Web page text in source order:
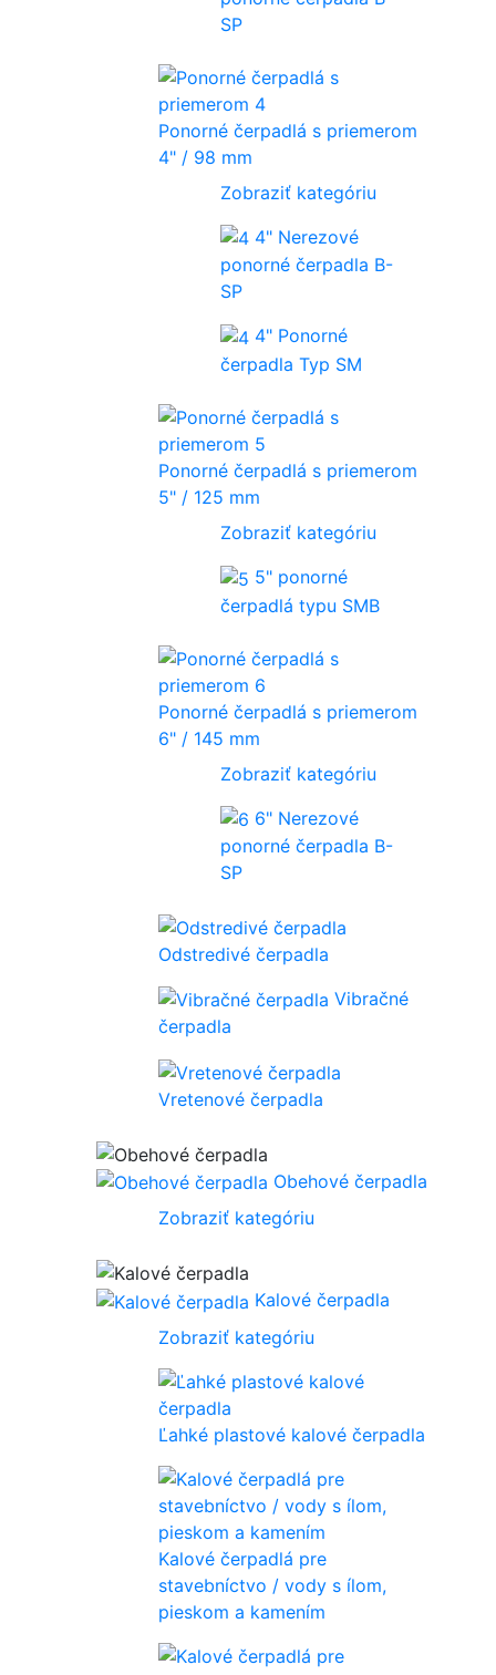
SP
Ponorné čerpadlá s priemerom
4" / 98 mm
Zobraziť kategóriu
4" Nerezové
ponorné čerpadla B-
SP
4" Ponorné
čerpadla Typ SM
Ponorné čerpadlá s priemerom
5" / 125 mm
Zobraziť kategóriu
5" ponorné
čerpadlá typu SMB
Ponorné čerpadlá s priemerom
6" / 145 mm
Zobraziť kategóriu
6" Nerezové
ponorné čerpadla B-
SP
Odstredivé čerpadla
Vibračné
čerpadla
Vretenové čerpadla
Obehové čerpadla
Zobraziť kategóriu
Kalové čerpadla
Zobraziť kategóriu
Ľahké plastové kalové čerpadla
Kalové čerpadlá pre
stavebníctvo / vody s ílom,
pieskom a kamením